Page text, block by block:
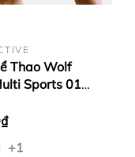
Thao Wolf
Sports 01
Thao Nam, Co
+1